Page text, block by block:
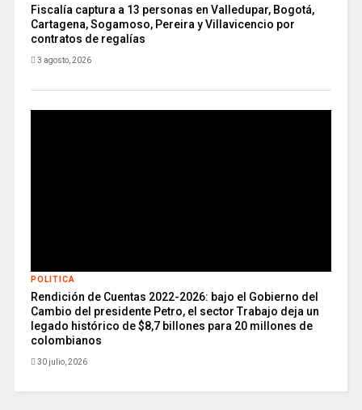
Fiscalía captura a 13 personas en Valledupar, Bogotá,
Cartagena, Sogamoso, Pereira y Villavicencio por
contratos de regalías
3 agosto, 2026
POLITICA
Rendición de Cuentas 2022-2026: bajo el Gobierno del
Cambio del presidente Petro, el sector Trabajo deja un
legado histórico de $8,7 billones para 20 millones de
colombianos
30 julio, 2026